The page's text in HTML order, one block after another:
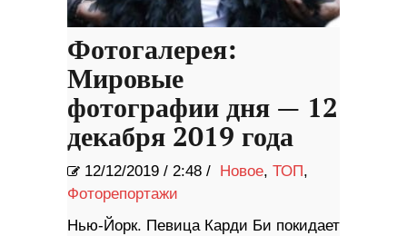
Фотогалерея:
Мировые
фотографии дня — 12
декабря 2019 года
12/12/2019 / 2:48 / Новое, ТОП,
Фоторепортажи
Нью-Йорк. Певица Карди Би покидает